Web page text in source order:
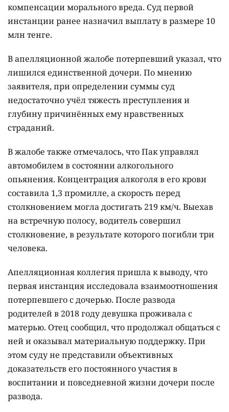
компенсации морального вреда. Суд первой
инстанции ранее назначил выплату в размере 10
млн тенге.
В апелляционной жалобе потерпевший указал, что
лишился единственной дочери. По мнению
заявителя, при определении суммы суд
недостаточно учёл тяжесть преступления и
глубину причинённых ему нравственных
страданий.
В жалобе также отмечалось, что Пак управлял
автомобилем в состоянии алкогольного
опьянения. Концентрация алкоголя в его крови
составила 1,3 промилле, а скорость перед
столкновением могла достигать 219 км/ч. Выехав
на встречную полосу, водитель совершил
столкновение, в результате которого погибли три
человека.
Апелляционная коллегия пришла к выводу, что
первая инстанция исследовала взаимоотношения
потерпевшего с дочерью. После развода
родителей в 2018 году девушка проживала с
матерью. Отец сообщил, что продолжал общаться с
ней и оказывал материальную поддержку. При
этом суду не представили объективных
доказательств его постоянного участия в
воспитании и повседневной жизни дочери после
развода.